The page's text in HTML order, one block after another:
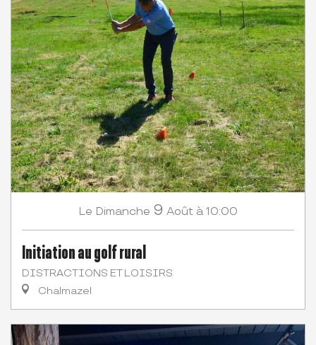
Le Dimanche 9 Août à 10:00
Initiation au golf rural
DISTRACTIONS ET LOISIRS
Chalmazel